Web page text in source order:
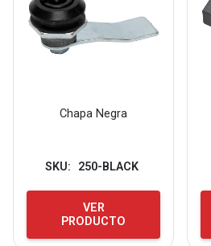
Chapa Negra
SKU: 250-BLACK
VER
PRODUCTO